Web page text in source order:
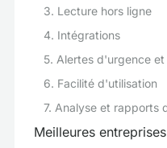
3. Lecture hors ligne
4. Intégrations
5. Alertes d'urgence
6. Facilité d'utilisation
7. Analyse et rapports
Meilleures